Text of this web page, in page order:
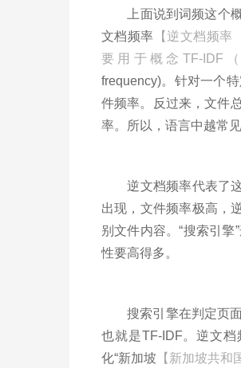
上面说到词频这个概
文档频率 【逆文档频
要用于概念TF-IDF（
frequency)。针对一个
件频率。反过来，文件
率。所以，语言中越常
逆文档频率代表了这
出现，文件频率极高，
别文件内容。“搜索引
性要高得多。
搜索引擎在判定页面
也就是TF-IDF。逆文
化“新加坡 【新加坡共